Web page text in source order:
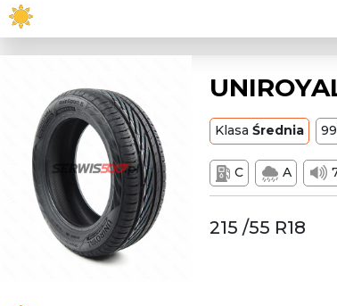
Klasa Średnia 99
C A
215 /55 R18